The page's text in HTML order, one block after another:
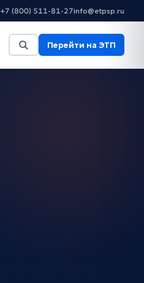
+7 (800) 511-81-27info@etpsp.ru
Перейти на ЭТП